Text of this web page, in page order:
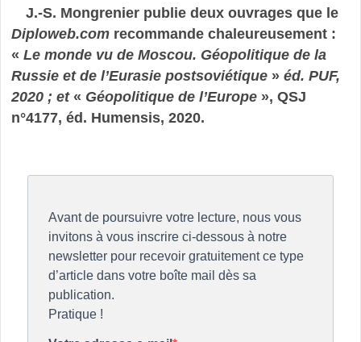
J.-S. Mongrenier publie deux ouvrages que le
Diploweb.comrecommande chaleureusement :
« Le monde vu de Moscou. Géopolitique de la
Russie et de l’Eurasie postsoviétique»éd. PUF,
2020 ; et « Géopolitique de l’Europe», QSJ
n°4177, éd. Humensis, 2020.